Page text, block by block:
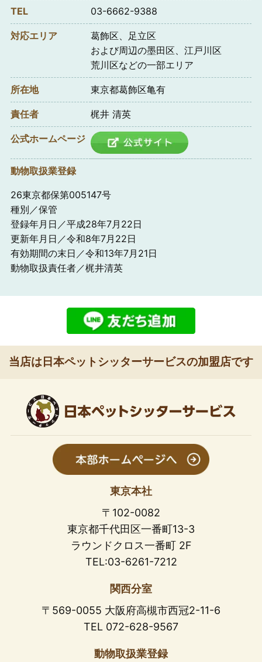
TEL 03-6662-9388
対応エリア
葛飾区、足立区
および周辺の墨田区、江戸川区
荒川区などの一部エリア
所在地 東京都葛飾区亀有
責任者 梶井 清英
公式ホームページ
動物取扱業登録
26東京都保第005147号
種別／保管
登録年月日／平成28年7月22日
更新年月日／令和8年7月22日
有効期間の末日／令和13年7月21日
動物取扱責任者／梶井清英
当店は日本ペットシッターサービスの加盟店です
東京本社
〒102-0082
東京都千代田区一番町13-3
ラウンドクロス一番町 2F
TEL:03-6261-7212
関西分室
〒569-0055 大阪府高槻市西冠2-11-6
TEL 072-628-9567
動物取扱業登録